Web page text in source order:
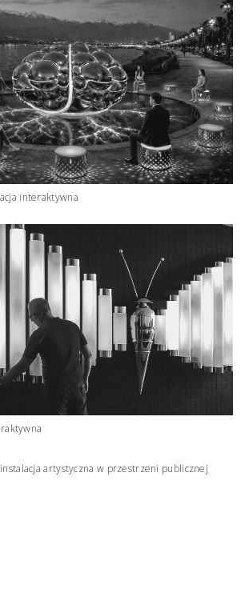
interaktywna
artystyczna w przestrzeni publicznej